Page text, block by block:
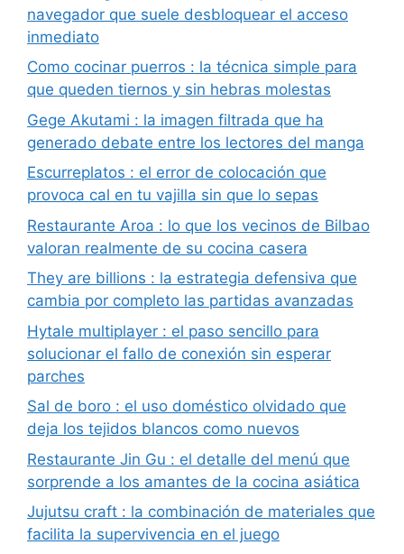
navegador que suele desbloquear el acceso
inmediato
Como cocinar puerros : la técnica simple para
que queden tiernos y sin hebras molestas
Gege Akutami : la imagen filtrada que ha
generado debate entre los lectores del manga
Escurreplatos : el error de colocación que
provoca cal en tu vajilla sin que lo sepas
Restaurante Aroa : lo que los vecinos de Bilbao
valoran realmente de su cocina casera
They are billions : la estrategia defensiva que
cambia por completo las partidas avanzadas
Hytale multiplayer : el paso sencillo para
solucionar el fallo de conexión sin esperar
parches
Sal de boro : el uso doméstico olvidado que
deja los tejidos blancos como nuevos
Restaurante Jin Gu : el detalle del menú que
sorprende a los amantes de la cocina asiática
Jujutsu craft : la combinación de materiales que
facilita la supervivencia en el juego